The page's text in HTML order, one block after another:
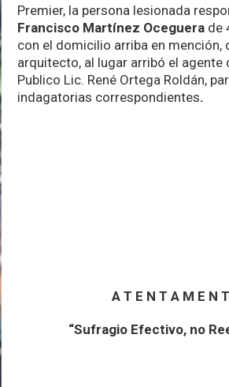
Premier, la persona lesionada
Francisco Martínez Oceguera de
con el domicilio arriba en mención,
arquitecto, al lugar arribó el agente
Publico Lic. René Ortega Roldán,
indagatorias correspondientes.
A T E N T A M E N
“Sufragio Efectivo, no